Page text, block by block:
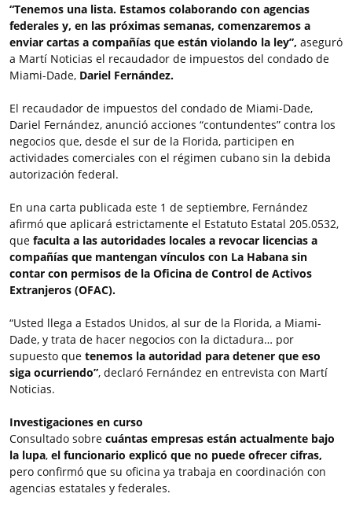
“Tenemos una lista. Estamos colaborando con agencias
federales y, en las próximas semanas, comenzaremos a
enviar cartas a compañías que están violando la ley”, aseguró
a Martí Noticias el recaudador de impuestos del condado de
Miami-Dade, Dariel Fernández.
El recaudador de impuestos del condado de Miami-Dade,
Dariel Fernández, anunció acciones “contundentes” contra los
negocios que, desde el sur de la Florida, participen en
actividades comerciales con el régimen cubano sin la debida
autorización federal.
En una carta publicada este 1 de septiembre, Fernández
afirmó que aplicará estrictamente el Estatuto Estatal 205.0532,
que faculta a las autoridades locales a revocar licencias a
compañías que mantengan vínculos con La Habana sin
contar con permisos de la Oficina de Control de Activos
Extranjeros (OFAC).
“Usted llega a Estados Unidos, al sur de la Florida, a Miami-
Dade, y trata de hacer negocios con la dictadura… por
supuesto que tenemos la autoridad para detener que eso
siga ocurriendo”, declaró Fernández en entrevista con Martí
Noticias.
Investigaciones en curso
Consultado sobre cuántas empresas están actualmente bajo
la lupa, el funcionario explicó que no puede ofrecer cifras,
pero confirmó que su oficina ya trabaja en coordinación con
agencias estatales y federales.